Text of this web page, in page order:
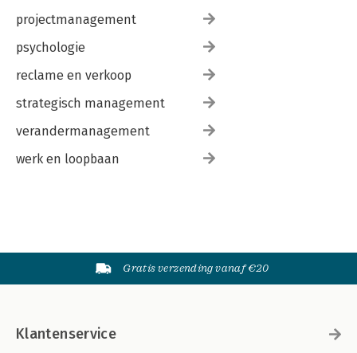
projectmanagement
psychologie
reclame en verkoop
strategisch management
verandermanagement
werk en loopbaan
Gratis verzending vanaf €20
Klantenservice